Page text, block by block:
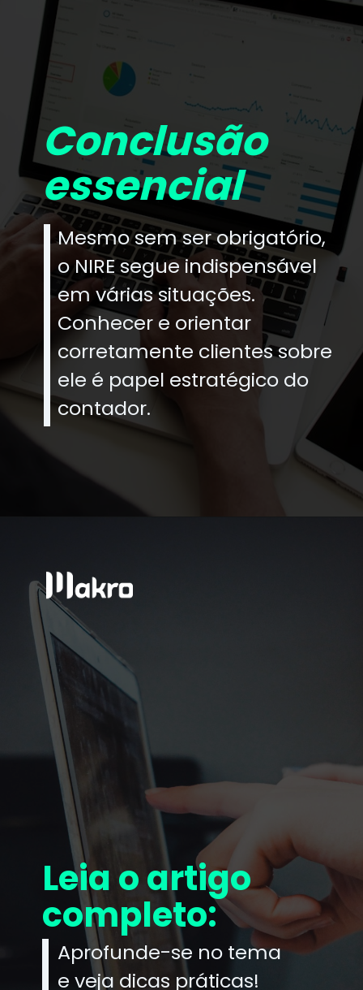
Conclusão
essencial
Mesmo sem ser obrigatório,
o NIRE segue indispensável
em várias situações.
Conhecer e orientar
corretamente clientes sobre
ele é papel estratégico do
contador.
Leia o artigo
completo:
Aprofunde-se no tema
e veja dicas práticas!